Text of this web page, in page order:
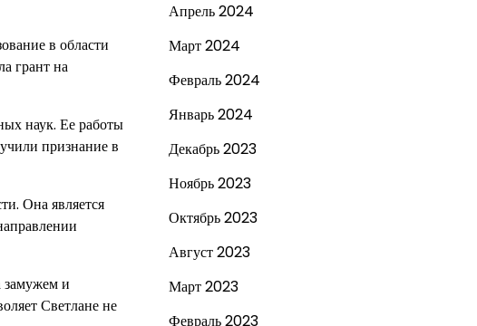
в области
грант на
наук. Ее работы
признание в
Она является
и
Светлане не
Апрель 2024
Март 2024
Февраль 2024
Январь 2024
Декабрь 2023
Ноябрь 2023
Октябрь 2023
Август 2023
Март 2023
Февраль 2023